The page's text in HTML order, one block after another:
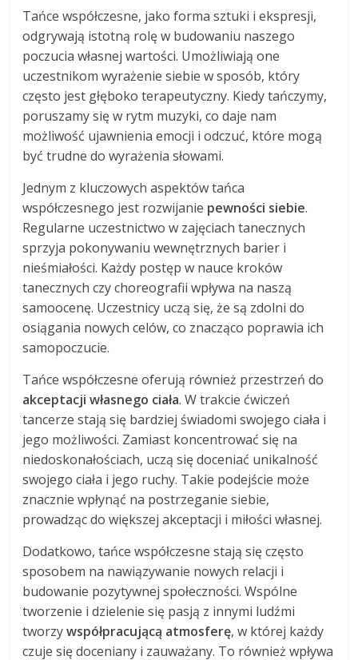
Tańce współczesne, jako forma sztuki i ekspresji,
odgrywają istotną rolę w budowaniu naszego
poczucia własnej wartości. Umożliwiają one
uczestnikom wyrażenie siebie w sposób, który
często jest głęboko terapeutyczny. Kiedy tańczymy,
poruszamy się w rytm muzyki, co daje nam
możliwość ujawnienia emocji i odczuć, które mogą
być trudne do wyrażenia słowami.
Jednym z kluczowych aspektów tańca
współczesnego jest rozwijanie pewności siebie.
Regularne uczestnictwo w zajęciach tanecznych
sprzyja pokonywaniu wewnętrznych barier i
nieśmiałości. Każdy postęp w nauce kroków
tanecznych czy choreografii wpływa na naszą
samoocenę. Uczestnicy uczą się, że są zdolni do
osiągania nowych celów, co znacząco poprawia ich
samopoczucie.
Tańce współczesne oferują również przestrzeń do
akceptacji własnego ciała. W trakcie ćwiczeń
tancerze stają się bardziej świadomi swojego ciała i
jego możliwości. Zamiast koncentrować się na
niedoskonałościach, uczą się doceniać unikalność
swojego ciała i jego ruchy. Takie podejście może
znacznie wpłynąć na postrzeganie siebie,
prowadząc do większej akceptacji i miłości własnej.
Dodatkowo, tańce współczesne stają się często
sposobem na nawiązywanie nowych relacji i
budowanie pozytywnej społeczności. Wspólne
tworzenie i dzielenie się pasją z innymi ludźmi
tworzywspółpracującą atmosferę, w której każdy
czuje się doceniany i zauważany. To również wpływa